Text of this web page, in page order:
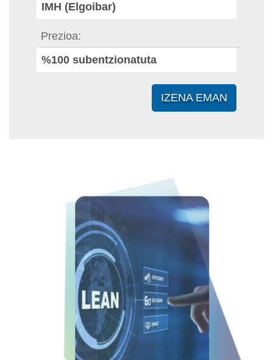
IMH (Elgoibar)
Prezioa
%100 subentzionatuta
IZENA EMAN